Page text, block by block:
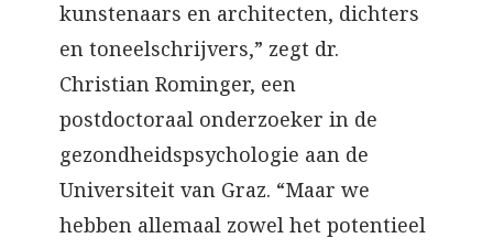
kunstenaars en architecten, dichters
en toneelschrijvers,” zegt dr.
Christian Rominger, een
postdoctoraal onderzoeker in de
gezondheidspsychologie aan de
Universiteit van Graz. “Maar we
hebben allemaal zowel het potentieel